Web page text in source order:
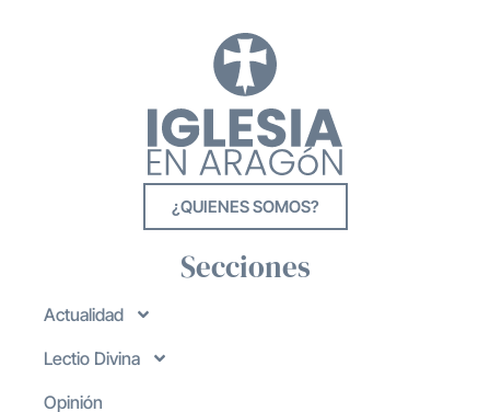
¿QUIENES SOMOS?
Secciones
Actualidad
Lectio Divina
Opinión